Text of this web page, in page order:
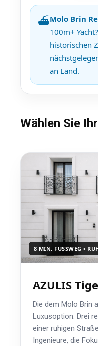
⛴️Molo Brin
100m+
historischen
an Land.
Wählen Sie
8 MIN. FUSSWEG •
AZULIS
Die dem Molo Brin
Luxusoption. Drei
einer ruhigen
Ingenieure, die